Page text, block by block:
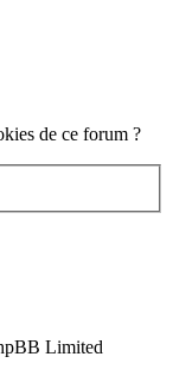
de ce forum ?
Limited